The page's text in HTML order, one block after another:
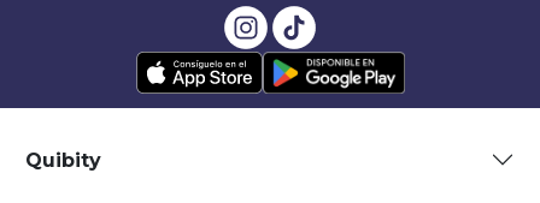
Quibity